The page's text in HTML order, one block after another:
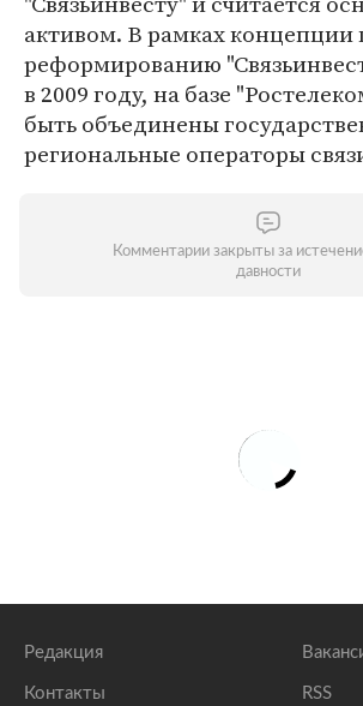
активом. В рамках концепции
реформированию
в 2009 году, на базе
быть объединены
региональные операторы
Комментарии закрыты за
давности
Редакция
Контакты RSS